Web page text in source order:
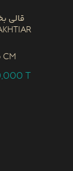
قالی
CM
T